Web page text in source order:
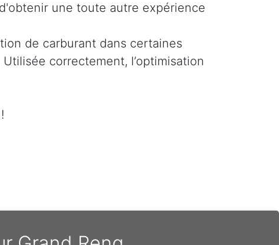
une toute autre expérience
de carburant dans certaines
correctement, l’optimisation